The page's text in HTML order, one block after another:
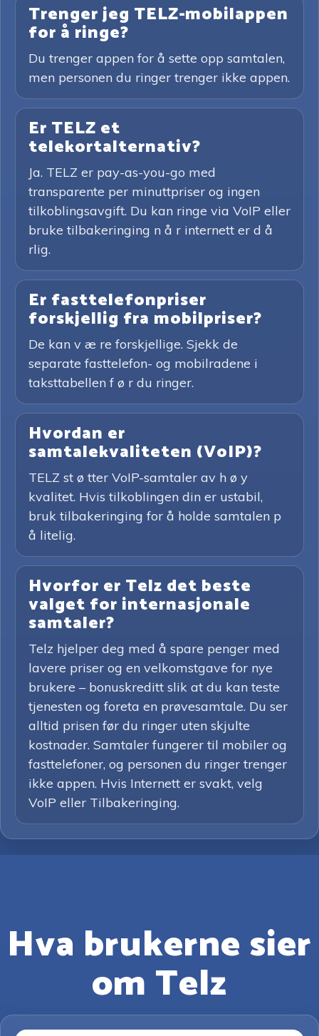
Trenger jeg TELZ-mobilappen
for å ringe?
Du trenger appen for å sette opp samtalen,
men personen du ringer trenger ikke appen.
Er TELZ et
telekortalternativ?
Ja. TELZ er pay-as-you-go med
transparente per minuttpriser og ingen
tilkoblingsavgift. Du kan ringe via VoIP eller
bruke tilbakeringing n å r internett er d å
rlig.
Er fasttelefonpriser
forskjellig fra mobilpriser?
De kan v æ re forskjellige. Sjekk de
separate fasttelefon- og mobilradene i
taksttabellen f ø r du ringer.
Hvordan er
samtalekvaliteten (VoIP)?
TELZ st ø tter VoIP-samtaler av h ø y
kvalitet. Hvis tilkoblingen din er ustabil,
bruk tilbakeringing for å holde samtalen p
å litelig.
Hvorfor er Telz det beste
valget for internasjonale
samtaler?
Telz hjelper deg med å spare penger med
lavere priser og en velkomstgave for nye
brukere – bonuskreditt slik at du kan teste
tjenesten og foreta en prøvesamtale. Du ser
alltid prisen før du ringer uten skjulte
kostnader. Samtaler fungerer til mobiler og
fasttelefoner, og personen du ringer trenger
ikke appen. Hvis Internett er svakt, velg
VoIP eller Tilbakeringing.
Hva brukerne sier
om Telz